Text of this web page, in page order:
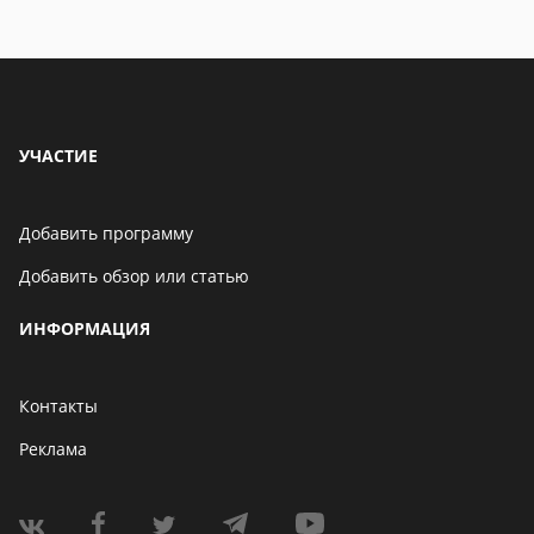
Бенчмарк AnTuTu
06 мая 2021
УЧАСТИЕ
Добавить программу
Добавить обзор или статью
ИНФОРМАЦИЯ
Контакты
Реклама